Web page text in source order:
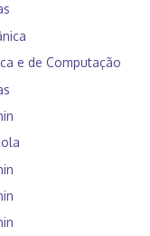
e de Computação